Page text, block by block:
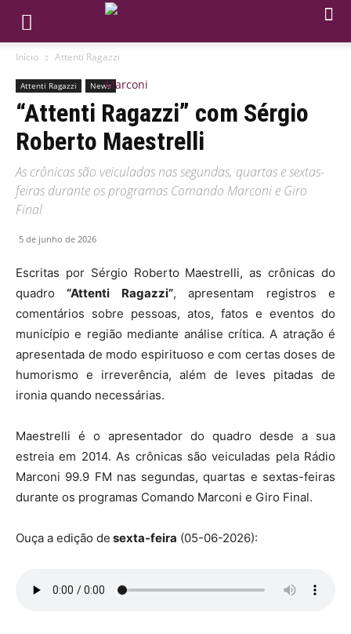
Início Attenti Ragazzi
Attenti Ragazzi News
“Attenti Ragazzi” com Sérgio
Roberto Maestrelli
As crônicas são veiculadas nas segundas, quartas e sextas-
feiras durante os programas Comando Marconi e Giro
Final
5 de junho de 2026
Escritas por Sérgio Roberto Maestrelli, as crônicas do
quadro“Attenti Ragazzi”, apresentam registros e
comentários sobre pessoas, atos, fatos e eventos do
município e região mediante análise crítica. A atração é
apresentada de modo espirituoso e com certas doses de
humorismo e irreverência, além de leves pitadas de
ironia quando necessárias.
Maestrelli é o apresentador do quadro desde a sua
estreia em 2014. As crônicas são veiculadas pela Rádio
Marconi 99.9 FM nas segundas, quartas e sextas-feiras
durante os programas Comando Marconi e Giro Final.
Ouça a edição de sexta-feira (05-06-2026):